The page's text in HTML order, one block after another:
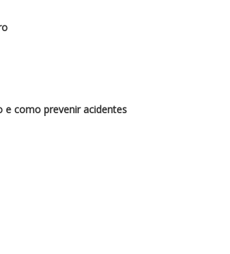
e como prevenir acidentes